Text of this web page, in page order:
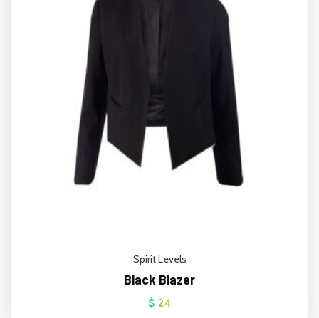
Spirit Levels
Black Blazer
$ 24